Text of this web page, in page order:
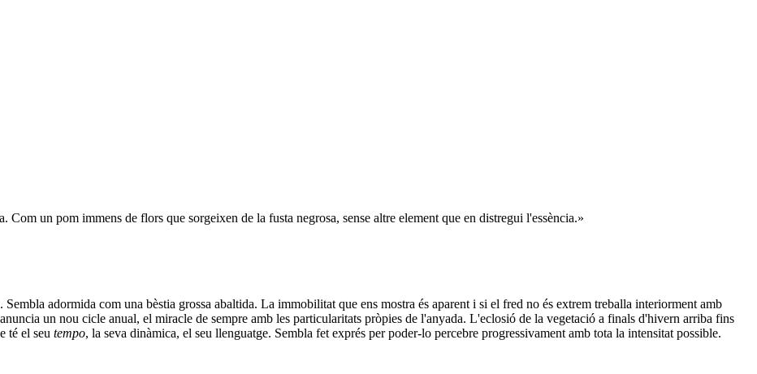
un pom immens de flors que sorgeixen de la fusta negrosa, sense altre element que en distregui l'essència.»
adormida com una bèstia grossa abaltida. La immobilitat que ens mostra és aparent i si el fred no és extrem treballa interiorment amb
un nou cicle anual, el miracle de sempre amb les particularitats pròpies de l'anyada. L'eclosió de la vegetació a finals d'hivern arriba fins
té el seu tempo, la seva dinàmica, el seu llenguatge. Sembla fet exprés per poder-lo percebre progressivament amb tota la intensitat possible.